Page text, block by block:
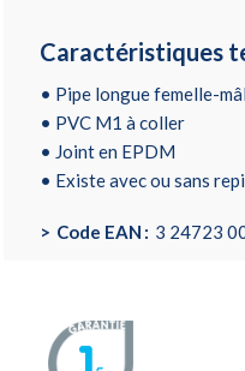
Caractéristiques
• Pipe longue femelle-
• PVC M1 à coller
• Joint en EPDM
• Existe avec ou sans
Code EAN 3 24723